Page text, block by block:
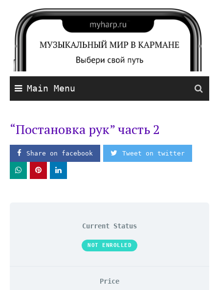
Main Menu
“Постановка рук” часть 2
Share on facebook Tweet on twitter
Current Status
NOT ENROLLED
Price